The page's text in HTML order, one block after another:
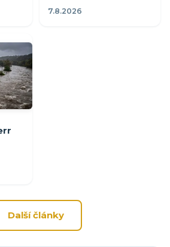
večer neusvítí
7.8.2026
Další články